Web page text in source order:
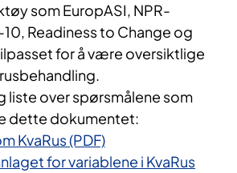
som EuropASI, NPR-
Readiness to Change og
for å være oversiktlige
liste over spørsmålene som
dette dokumentet:
KvaRus (PDF)
for variablene i KvaRus